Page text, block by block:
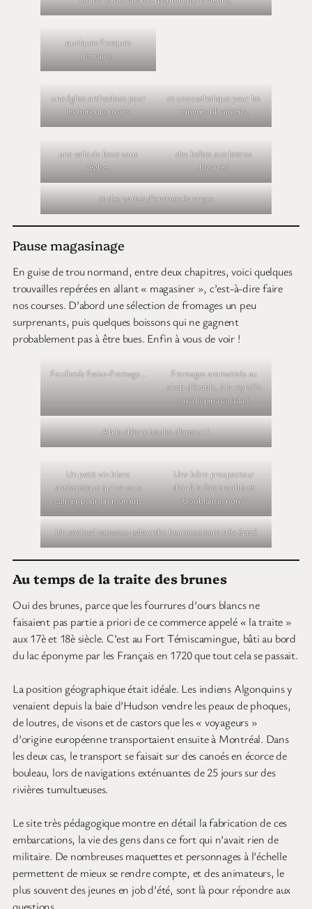
Dyn-Amos
handicapés. Quitte à être là, nous avons poussé jusqu’au centre-
ville pour en respirer l’ambiance. Nous nous sommes présentés à
l’office du tourisme, aussi fleuri qu’accueillant et riche en
renseignements. De nombreuses activités insoupçonnées sont
proposées par la ville, si dynamique que je leur aurais bien
seul vrai bon goût est celui de l’eau de la ville, qui serait la plus
pure du monde grâce à son système de filtration naturel par des
moraines glaciaires qui contiendrait parait-il aussi des diamants.
Jetez un œil si vous voulez sur lesmultiples attractions de la ville
Limités par le temps pluvieux, nous nous sommes contentés de
la cathédrale, de la maison Hector-Authier (un notable qui a
d’exposition tout aussi moderne que gratuit où nous avons
visionné des documentaires sur l’histoire de la région en réalité
virtuelle et une exposition sur le thème du voyage en réalité
augmentée. Dynamique je vous dis !